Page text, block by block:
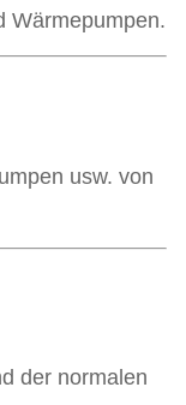
Wärmepumpen.
usw. von
der normalen